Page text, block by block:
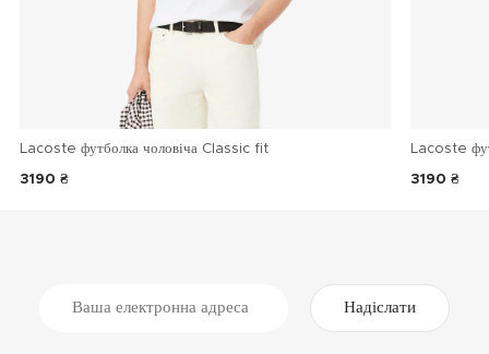
Lacoste футболка чоловіча Classic fit
3190 ₴
Lacoste
3190 ₴
Надіслати